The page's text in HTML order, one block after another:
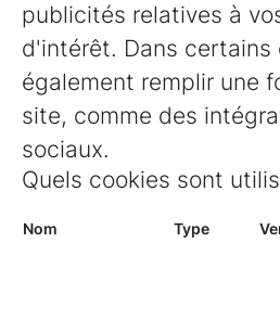
publicités relatives à
d'intérêt. Dans certains
également remplir une
site, comme des
sociaux.
Quels cookies sont
Nom Type